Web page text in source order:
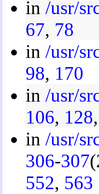
in /usr/
67, 78
in /usr/
98, 170
in /usr/
106, 128
in /usr/
306-307
552, 563